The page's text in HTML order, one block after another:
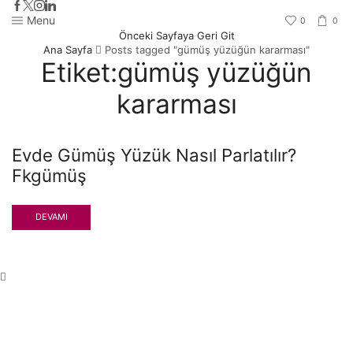
Menu 0 0
Önceki Sayfaya Geri Git
Ana Sayfa
Posts tagged "gümüş yüzüğün kararması"
Etiket:gümüş yüzüğün
kararması
Evde Gümüş Yüzük Nasıl Parlatılır?
Fkgümüş
DEVAMI